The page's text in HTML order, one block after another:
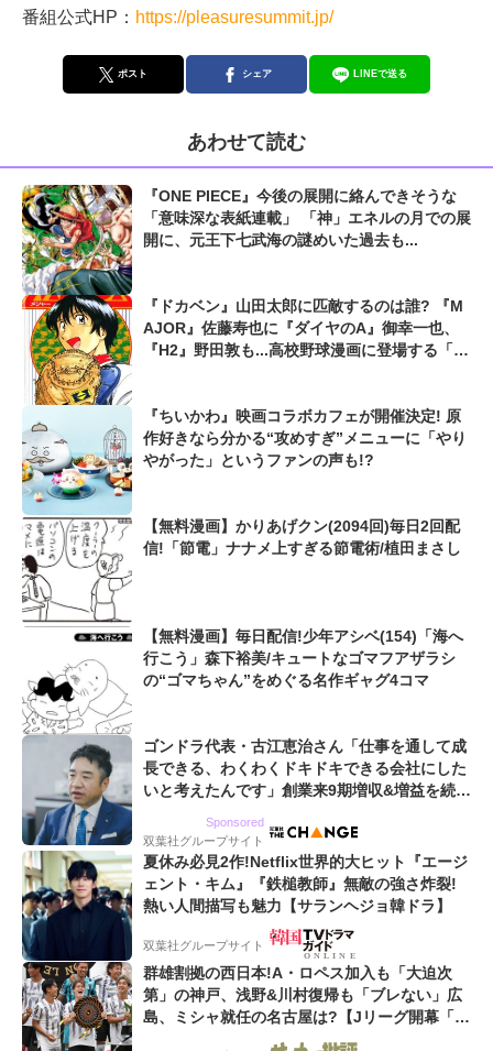
番組公式HP： https://pleasuresummit.jp/
ポスト シェア LINEで送る
あわせて読む
『ONE PIECE』今後の展開に絡んできそうな
「意味深な表紙連載」 「神」エネルの月での展
開に、元王下七武海の謎めいた過去も...
『ドカベン』山田太郎に匹敵するのは誰? 『M
AJOR』佐藤寿也に『ダイヤのA』御幸一也、
『H2』野田敦も...高校野球漫画に登場する「史
『ちいかわ』映画コラボカフェが開催決定! 原
作好きなら分かる“攻めすぎ”メニューに「やり
やがった」というファンの声も!?
【無料漫画】かりあげクン(2094回)毎日2回配
信!「節電」ナナメ上すぎる節電術/植田まさし
【無料漫画】毎日配信!少年アシベ(154)「海へ
行こう」森下裕美/キュートなゴマフアザラシ
の“ゴマちゃん”をめぐる名作ギャグ4コマ
ゴンドラ代表・古江恵治さん「仕事を通して成
長できる、わくわくドキドキできる会社にした
いと考えたんです」創業来9期増収&増益を続け
Sponsored
双葉社グループサイト
夏休み必見2作!Netflix世界的大ヒット『エージ
ェント・キム』『鉄槌教師』無敵の強さ炸裂!
熱い人間描写も魅力【サランヘジョ韓ドラ】
双葉社グループサイト
群雄割拠の西日本!A・ロペス加入も「大迫次
第」の神戸、浅野&川村復帰も「ブレない」広
島、ミシャ就任の名古屋は?【Jリーグ開幕「初
めての秋春制」の大激論】(2)